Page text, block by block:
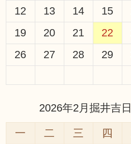
12
13 14 15
19
20 21 22
26
27 28 29
2026年2月掘井吉日
一 二 三 四